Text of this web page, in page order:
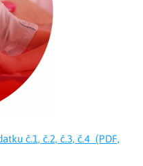
č.1, č.2, č.3, č.4 (PDF,